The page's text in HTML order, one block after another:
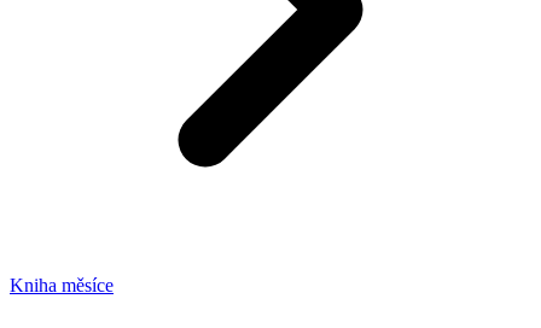
Kniha měsíce